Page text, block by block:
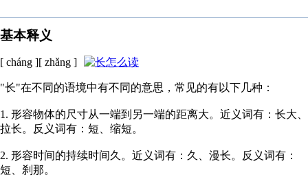
基本释义
[ cháng ][ zhǎng ]
"长"在不同的语境中有不同的意思，常见的有以下几种：
1. 形容物体的尺寸从一端到另一端的距离大。近义词有：长大、
拉长。反义词有：短、缩短。
2. 形容时间的持续时间久。近义词有：久、漫长。反义词有：
短、刹那。